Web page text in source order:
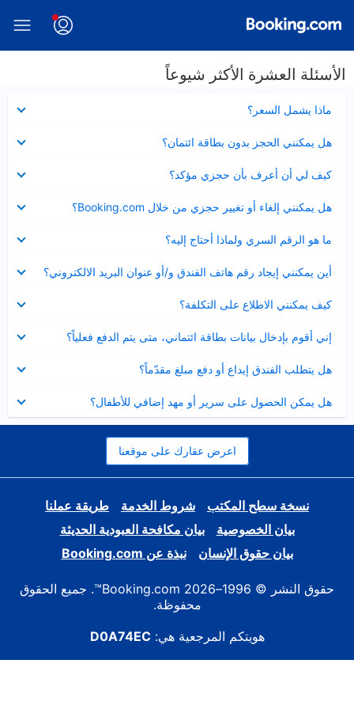
الأسئلة العشرة الأكثر شيوعاً
ماذا يشمل السعر؟
مصغر
هل يمكنني الحجز بدون بطاقة ائتمان؟
مصغر
كيف لي أن أعرف بأن حجزي مؤكد؟
مصغر
هل يمكنني إلغاء أو تغيير حجزي من خلال Booking.com؟
مصغر
ما هو الرقم السري ولماذا أحتاج إليه؟
مصغر
أين يمكنني إيجاد رقم هاتف الفندق و/أو عنوان البريد الالكتروني؟
عرض
مصغر
كيف يمكنني الاطلاع على التكلفة؟
مصغر
إني أقوم بإدخال بيانات بطاقة ائتماني، متى يتم الدفع فعلياً؟
مصغر
هل يتطلب الفندق إيداع أو دفع مبلغ مقدّماً؟
مصغر
هل يمكن الحصول على سرير أو مهد إضافي للأطفال؟
مصغر
اعرض عقارك على موقعنا
نسخة سطح المكتب شروط الخدمة
طريقة عملنا
بيان الخصوصية
بيان مكافحة العبودية الحديثة
بيان حقوق الإنسان
نبذة عن Booking.com
حقوق النشر © 1996–2026 Booking.com™. جميع الحقوق
محفوظة.
هويتكم المرجعية هي:D0A74EC